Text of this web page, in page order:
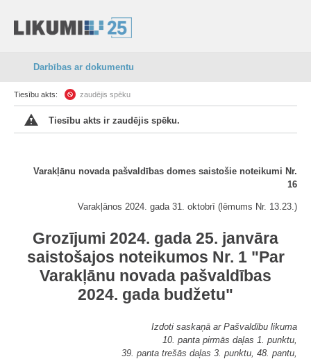
Darbības ar dokumentu
Tiesību akts: zaudējis spēku
Tiesību akts ir zaudējis spēku.
Varakļānu novada pašvaldības domes saistošie noteikumi Nr.
16
Varakļānos 2024. gada 31. oktobrī (lēmums Nr. 13.23.)
Grozījumi 2024. gada 25. janvāra
saistošajos noteikumos Nr. 1 "Par
Varakļānu novada pašvaldības
2024. gada budžetu"
Izdoti saskaņā ar Pašvaldību likuma
10. panta pirmās daļas 1. punktu,
39. panta trešās daļas 3. punktu, 48. pantu,